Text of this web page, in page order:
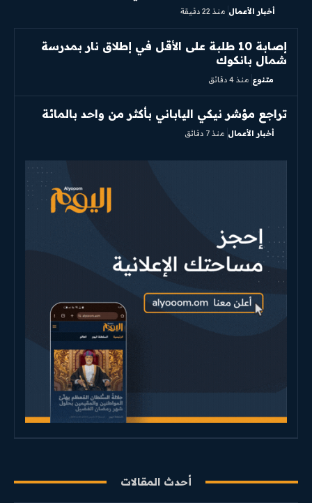
أخبار الأعمال منذ 22 دقيقة
إصابة 10 طلبة على الأقل في إطلاق نار بمدرسة
شمال بانكوك
متنوع منذ 4 دقائق
تراجع مؤشر نيكي الياباني بأكثر من واحد بالمائة
أخبار الأعمال منذ 7 دقائق
أحدث المقالات